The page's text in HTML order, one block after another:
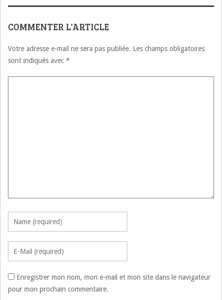
COMMENTER L'ARTICLE
Votre adresse e-mail ne sera pas publiée. Les champs obligatoires
sont indiqués avec *
Enregistrer mon nom, mon e-mail et mon site dans le navigateur
pour mon prochain commentaire.